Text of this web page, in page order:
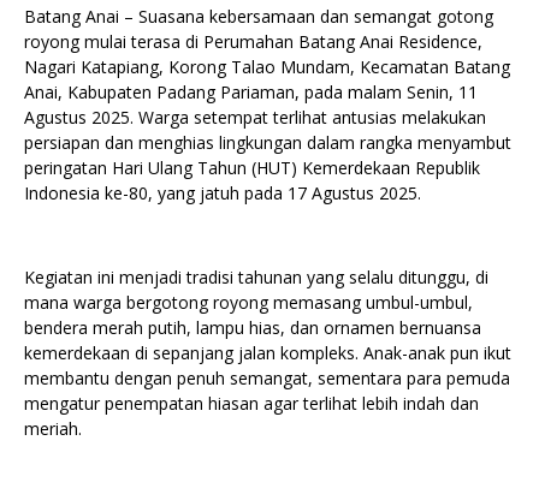
Batang Anai – Suasana kebersamaan dan semangat gotong
royong mulai terasa di Perumahan Batang Anai Residence,
Nagari Katapiang, Korong Talao Mundam, Kecamatan Batang
Anai, Kabupaten Padang Pariaman, pada malam Senin, 11
Agustus 2025. Warga setempat terlihat antusias melakukan
persiapan dan menghias lingkungan dalam rangka menyambut
peringatan Hari Ulang Tahun (HUT) Kemerdekaan Republik
Indonesia ke-80, yang jatuh pada 17 Agustus 2025.
Kegiatan ini menjadi tradisi tahunan yang selalu ditunggu, di
mana warga bergotong royong memasang umbul-umbul,
bendera merah putih, lampu hias, dan ornamen bernuansa
kemerdekaan di sepanjang jalan kompleks. Anak-anak pun ikut
membantu dengan penuh semangat, sementara para pemuda
mengatur penempatan hiasan agar terlihat lebih indah dan
meriah.